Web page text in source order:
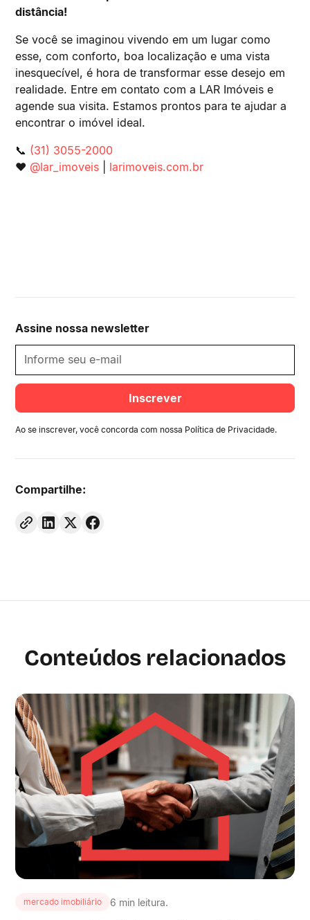
distância!
Se você se imaginou vivendo em um lugar como
esse, com conforto, boa localização e uma vista
inesquecível, é hora de transformar esse desejo em
realidade. Entre em contato com a LAR Imóveis e
agende sua visita. Estamos prontos para te ajudar a
encontrar o imóvel ideal.
📞 (31) 3055-2000
❤️ @lar_imoveis larimoveis.com.br
Assine nossa newsletter
Ao se inscrever, você concorda com nossa Política de Privacidade.
Compartilhe:
Conteúdos relacionados
mercado imobiliário 6 min leitura.